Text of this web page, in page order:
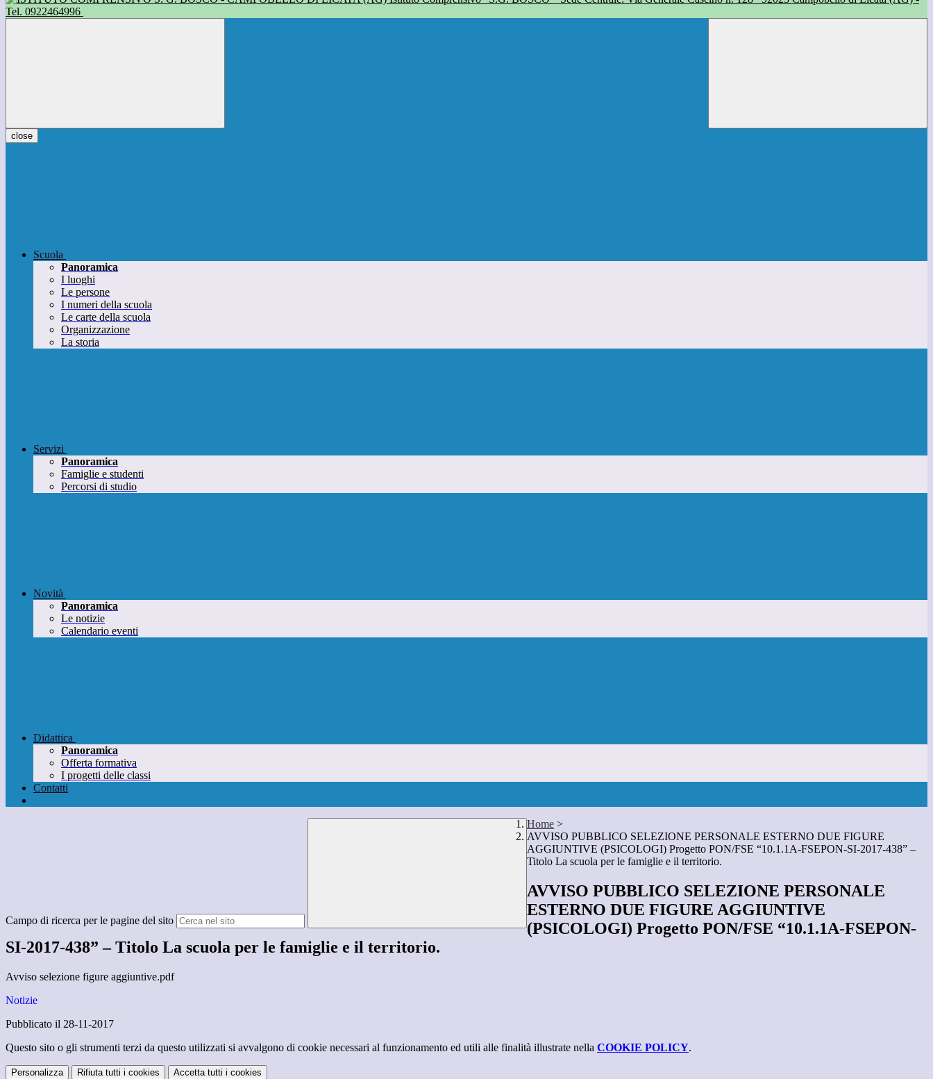
Tel. 0922464996
close
Scuola
Panoramica
I luoghi
Le persone
I numeri della scuola
Le carte della scuola
Organizzazione
La storia
Servizi
Panoramica
Famiglie e studenti
Percorsi di studio
Novità
Panoramica
Le notizie
Calendario eventi
Didattica
Panoramica
Offerta formativa
I progetti delle classi
Contatti
Campo di ricerca per le pagine del sito
Home >
AVVISO PUBBLICO SELEZIONE PERSONALE ESTERNO DUE FIGURE
AGGIUNTIVE (PSICOLOGI) Progetto PON/FSE “10.1.1A-FSEPON-SI-2017-438” –
Titolo La scuola per le famiglie e il territorio.
AVVISO PUBBLICO SELEZIONE PERSONALE
ESTERNO DUE FIGURE AGGIUNTIVE
(PSICOLOGI) Progetto PON/FSE “10.1.1A-FSEPON-
SI-2017-438” – Titolo La scuola per le famiglie e il territorio.
Avviso selezione figure aggiuntive.pdf
Notizie
Pubblicato il 28-11-2017
Questo sito o gli strumenti terzi da questo utilizzati si avvalgono di cookie necessari al funzionamento ed utili alle finalità illustrate nella COOKIE POLICY.
Personalizza Rifiuta tutti i cookies Accetta tutti i cookies